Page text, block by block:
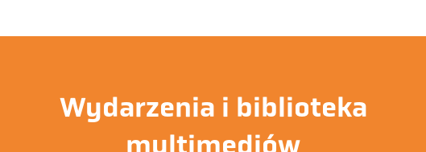
Wydarzenia i biblioteka